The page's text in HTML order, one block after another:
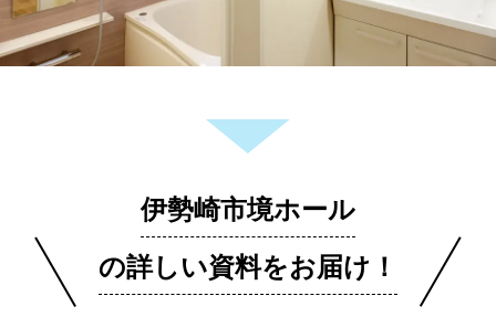
伊勢崎市境ホール
の詳しい資料をお届け！